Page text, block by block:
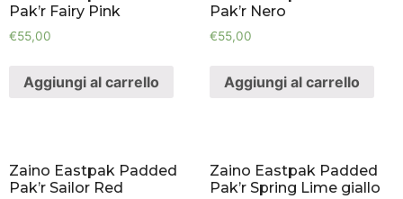
Pak’r Fairy Pink
€55,00
Aggiungi al carrello
Pak’r Nero
€55,00
Aggiungi al carrello
Zaino Eastpak Padded
Pak’r Sailor Red
Zaino Eastpak Padded
Pak’r Spring Lime giallo